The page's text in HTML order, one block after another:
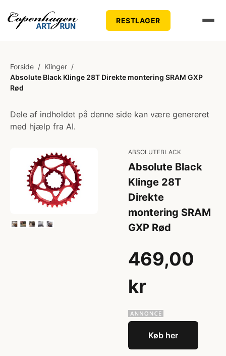
RESTLAGER
Forside / Klinger /
Absolute Black Klinge 28T Direkte montering SRAM GXP
Rød
Dele af indholdet på denne side kan være genereret
med hjælp fra AI.
ABSOLUTEBLACK
Absolute Black
Klinge 28T
Direkte
montering SRAM
GXP Rød
469,00
kr
Køb her